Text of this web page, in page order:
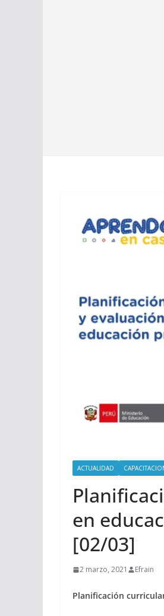
ACTUALIDAD
en
[02/03]
2 marzo, 2021 Efrain
Planificación